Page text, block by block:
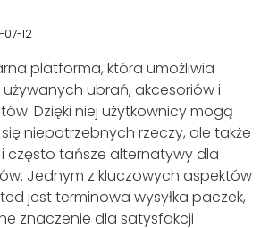
12
platforma, która umożliwia
ubrań, akcesoriów i
Dzięki niej użytkownicy mogą
niepotrzebnych rzeczy, ale także
często tańsze alternatywy dla
Jednym z kluczowych aspektów
jest terminowa wysyłka paczek,
znaczenie dla satysfakcji